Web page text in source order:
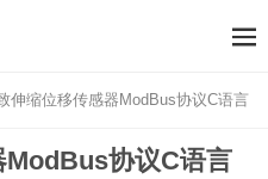
伸缩位移传感器ModBus协议C语言
协议C语言